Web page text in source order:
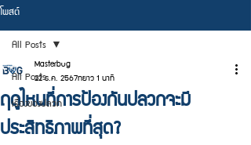
โพสต์
All Posts
เรื่องของปลวก
All Posts
ฤดูไหนที่การป้องกันปลวกจะมี
ประสิทธิภาพที่สุด?
Masterbug
22 ธ.ค. 2567 ยาว 1 นาที